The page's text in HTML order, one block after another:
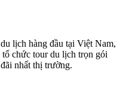
lịch hàng đầu tại Việt Nam,
chức tour du lịch trọn gói
nhất thị trường.